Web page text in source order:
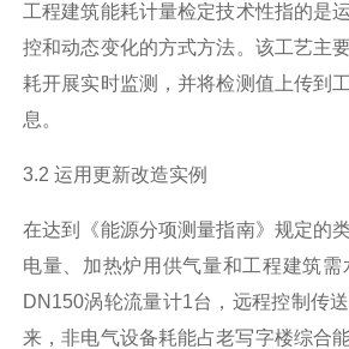
工程建筑能耗计量检定技术性指的是
控和动态变化的方式方法。该工艺主
耗开展实时监测，并将检测值上传到
息。
3.2 运用更新改造实例
在达到《能源分项测量指南》规定的
电量、加热炉用供气量和工程建筑
DN150涡轮流量计1台，远程控制传
来，非电气设备耗能占老写字楼综合